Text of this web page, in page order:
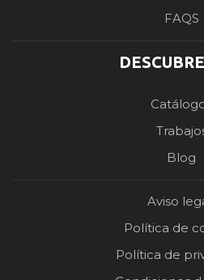
FAQS
Blog
Aviso
Política de
Política de